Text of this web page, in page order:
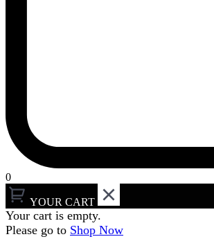
0
YOUR CART
Your cart is empty.
Please go to Shop Now